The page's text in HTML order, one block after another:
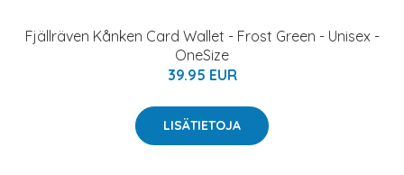
Fjällräven Kånken Card Wallet - Frost Green - Unisex -
OneSize
39.95 EUR
LISÄTIETOJA